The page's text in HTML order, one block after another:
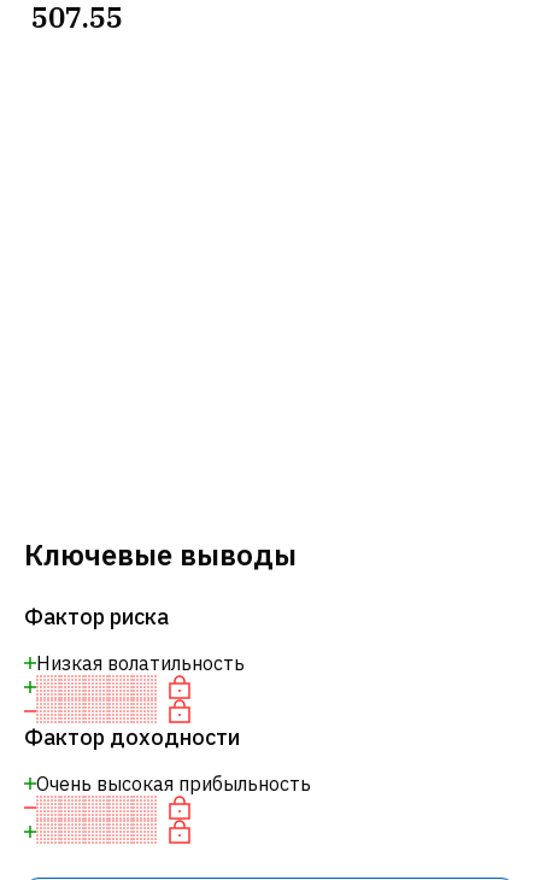
507.55
Ключевые выводы
Фактор риска
Низкая волатильность
Фактор доходности
Очень высокая прибыльность